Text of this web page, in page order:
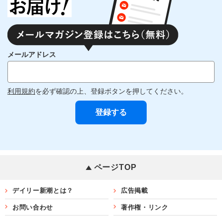
メールアドレス
利用規約を必ず確認の上、登録ボタンを押してください。
ページTOP
デイリー新潮とは？ 広告掲載
お問い合わせ 著作権・リンク